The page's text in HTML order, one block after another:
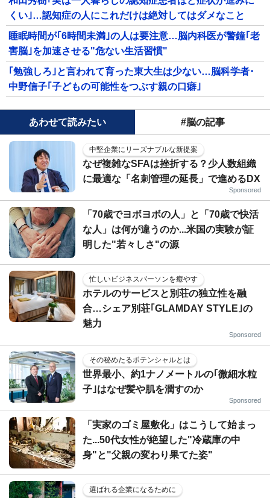
くい｣…認知症の人にこれだけは絶対してはダメなこと
睡眠時間が｢6時間未満｣の人は要注意…脳内科医が警鐘｢老
害脳｣を加速させる"危ない生活習慣"
｢勉強しろ｣と言われて育った東大生は少ない…脳科学者･
中野信子｢子どもの可能性をつぶす親の口癖｣
あわせて読みたい #脳の記事
中堅企業にリーズナブルな新提案
なぜ複雑なSFAは挫折する？少人数組織
に最適な「名刺管理の延長」で進めるDX
Sponsored
「70歳でヨボヨボの人」と「70歳で快活
な人」は何が違うのか...米国の実験が証
明した"若々しさ"の源
忙しいビジネスパーソンを癒やす
ホテルのサービスと別荘の独立性を融
合…シェア別荘｢GLAMDAY STYLE｣の
魅力
Sponsored
その秘めたるポテンシャルとは
世界最小、約1ナノメートルの｢微細水粒
子｣はなぜ髪や肌を潤すのか
Sponsored
「実家のゴミ屋敷化」はこうして始まっ
た...50代女性が絶望した"冷蔵庫の中
身"と"父親の変わり果てた姿"
選ばれる企業になるために